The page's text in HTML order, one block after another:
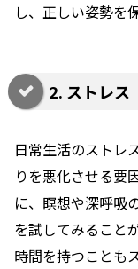
し、正しい姿勢を
2. ストレス
日常生活のストレ
りを悪化させる要
に、瞑想や深呼吸
を試してみること
時間を持つことも